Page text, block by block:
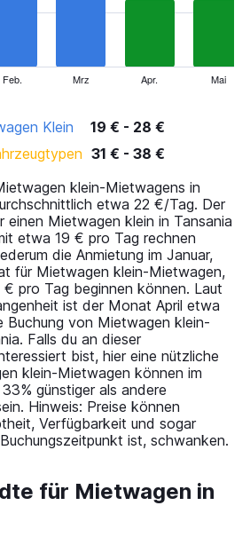
Feb. Mrz Apr. Mai
Klein
19 € - 28 €
31 € - 38 €
klein-Mietwagens in
etwa 22 €/Tag. Der
Mietwagen klein in Tansania
etwa 19 € pro Tag rechnen
die Anmietung im Januar,
für Mietwagen klein-Mietwagen,
pro Tag beginnen können. Laut
ist der Monat April etwa
Buchung von Mietwagen klein-
Falls du an dieser
bist, hier eine nützliche
klein-Mietwagen können im
günstiger als andere
Hinweis: Preise können
Verfügbarkeit und sogar
ist, schwanken.
für Mietwagen in